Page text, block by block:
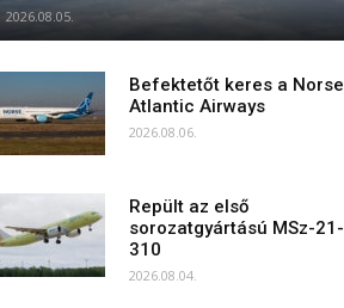
2026.08.05.
Befektetőt keres a Norse
Atlantic Airways
2026.08.06.
Repült az első
sorozatgyártású MSz-21-
310
2026.08.04.